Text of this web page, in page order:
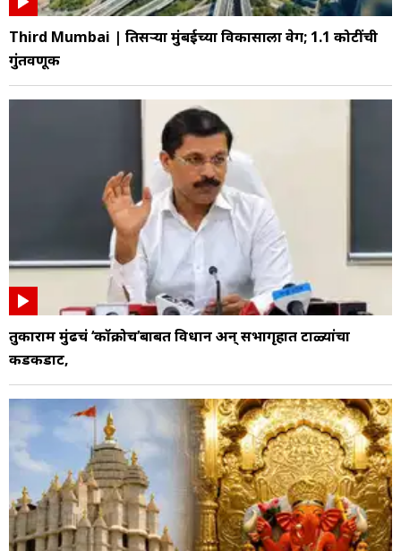
Third Mumbai | तिसऱ्या मुंबईच्या विकासाला वेग; 1.1 कोटींची
गुंतवणूक
तुकाराम मुंढेंचं ‘कॉक्रोच’बाबत विधान अन् सभागृहात टाळ्यांचा
कडकडाट,